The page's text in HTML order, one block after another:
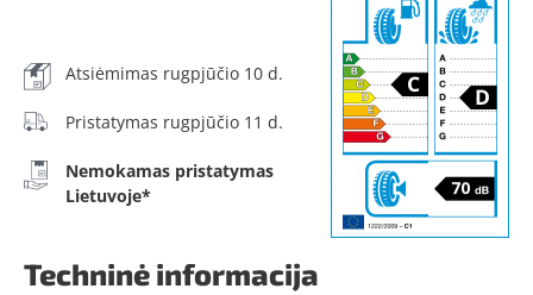
Atsiėmimas rugpjūčio 10 d.
Pristatymas rugpjūčio 11 d.
Nemokamas pristatymas
Lietuvoje*
Techninė informacija